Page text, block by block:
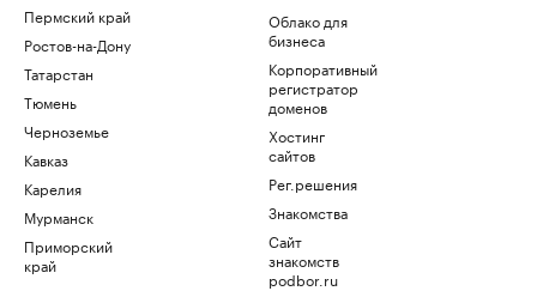
Пермский край
Ростов-на-Дону
Татарстан
Тюмень
Черноземье
Кавказ
Карелия
Мурманск
Приморский
край
Облако для
бизнеса
Корпоративный
регистратор
доменов
Хостинг
сайтов
Рег.решения
Знакомства
Сайт
знакомств
podbor.ru